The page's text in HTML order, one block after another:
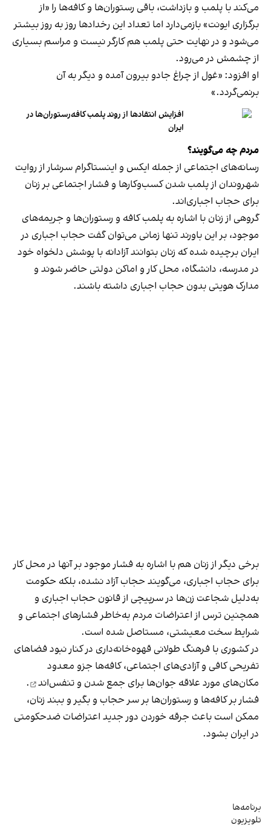
می‌کند با پلمب و بازداشت، باقی رستوران‌ها و کافه‌ها را «از
برگزاری ایونت» بازمی‌دارد اما تعداد این رخدادها روز به روز بیشتر
می‌شود و در نهایت حتی پلمب هم کارگر نیست و مراسم بسیاری
از چشمش در می‌رود.
او افزود: «غول از چراغ جادو بیرون آمده و دیگر به آن
برنمی‎‌گردد.»
افزایش انتقادها از روند پلمب کافه‌رستوران‌ها در
ایران
مردم چه می‌گویند؟
رسانه‎‌های اجتماعی از جمله ایکس و اینستاگرام سرشار از روایت
شهروندان از پلمب شدن کسب‌وکارها و فشار اجتماعی بر زنان
برای حجاب اجباری‌اند.
گروهی از زنان با اشاره به پلمب کافه و رستوران‌ها و جریمه‌های
موجود، بر این باورند تنها زمانی می‌توان گفت حجاب اجباری در
ایران برچیده شده که زنان بتوانند آزادانه با پوشش دلخواه خود
در مدرسه، دانشگاه، محل کار و اماکن دولتی حاضر شوند و
مدارک هویتی بدون حجاب اجباری داشته باشند.
برخی دیگر از زنان هم با اشاره به فشار موجود بر آنها در محل کار
برای حجاب اجباری، می‌گویند حجاب آزاد نشده، بلکه حکومت
به‌دلیل شجاعت زن‌ها در سرپیچی از قانون حجاب اجباری و
همچنین ترس از اعتراضات مردم به‌خاطر فشارهای اجتماعی و
شرایط سخت معیشتی، مستاصل شده است.
در کشوری با فرهنگ طولانی قهوه‌‌خانه‌داری در کنار نبود فضاهای
تفریحی کافی و آزادی‌های اجتماعی، کافه‌ها جزو معدود
مکان‌های مورد علاقه جوان‌ها برای جمع شدن و تنفس‌اند
.
فشار بر کافه‌ها و رستوران‌ها بر سر حجاب و بگیر و ببند زنان،
ممکن است باعث جرقه خوردن دور جدید اعتراضات ضدحکومتی
در ایران بشود.
برنامه‌ها
تلویزیون